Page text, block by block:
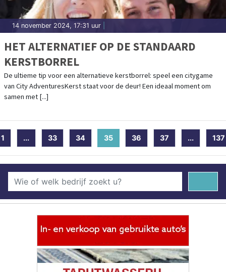
14 november 2024, 17:31 uur
HET ALTERNATIEF OP DE STANDAARD
KERSTBORREL
De ultieme tip voor een alternatieve kerstborrel: speel een citygame
van City AdventuresKerst staat voor de deur! Een ideaal moment om
samen met [...]
1 ... 33 34 35 (current)
36 37 ... 137